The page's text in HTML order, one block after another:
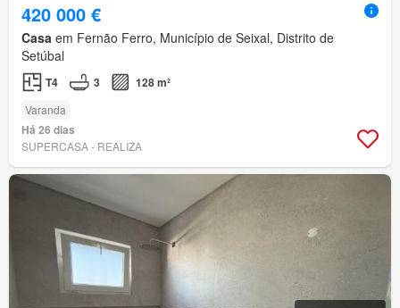
420 000 €
Casa em Fernão Ferro, Município de Seixal, Distrito de
Setúbal
T4 3 128 m²
Varanda
Há 26 dias
SUPERCASA - REALIZA